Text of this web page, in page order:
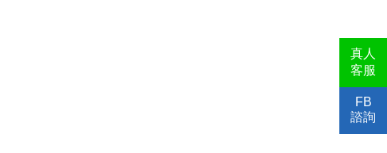
真人
客服
FB
諮詢